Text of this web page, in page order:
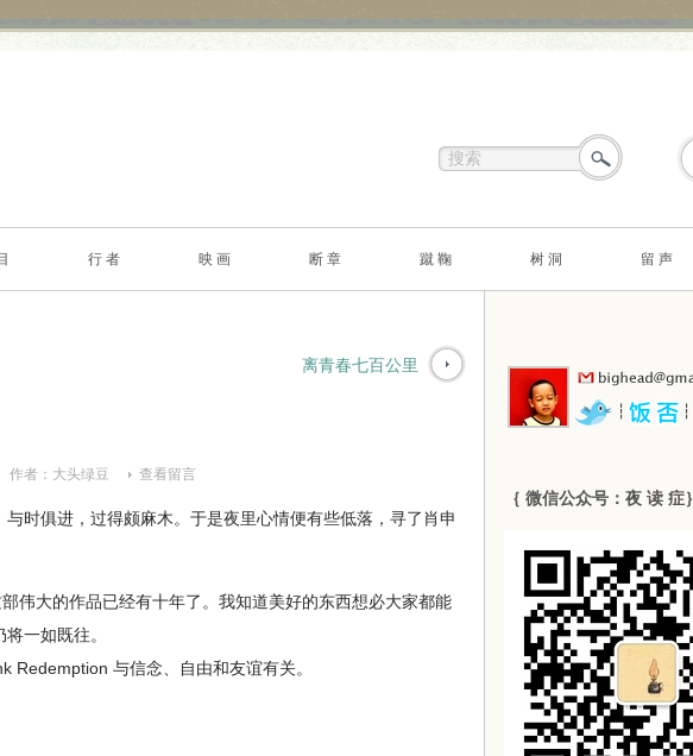
行 者 映 画 断 章 蹴 鞠 树 洞 留 声
离青春七百公里
作者： 大头绿豆 查看留言
俱进，过得颇麻木。于是夜里心情便有些低落，寻了肖申
大的作品已经有十年了。我知道美好的东西想必大家都能
一如既往。
与信念、自由和友谊有关。
┆ ┆
｛ 微信公众号：夜 读 症｝